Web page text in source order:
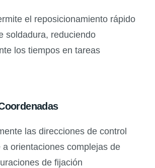
el reposicionamiento rápido
soldadura, reduciendo
los tiempos en tareas
las direcciones de control
a orientaciones complejas de
de fijación